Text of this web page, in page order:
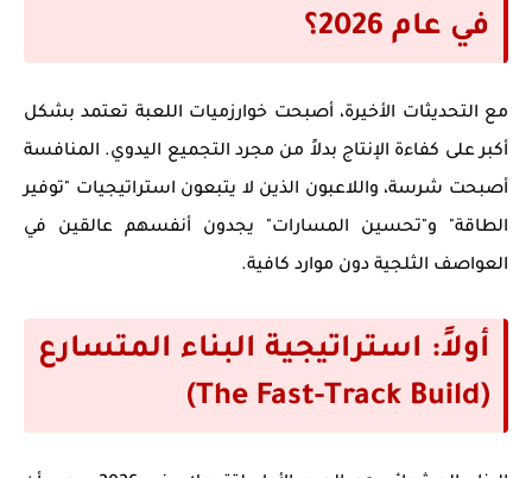
في عام 2026؟
مع التحديثات الأخيرة، أصبحت خوارزميات اللعبة تعتمد بشكل
أكبر على كفاءة الإنتاج بدلاً من مجرد التجميع اليدوي. المنافسة
أصبحت شرسة، واللاعبون الذين لا يتبعون استراتيجيات "توفير
الطاقة" و"تحسين المسارات" يجدون أنفسهم عالقين في
العواصف الثلجية دون موارد كافية.
أولاً: استراتيجية البناء المتسارع
(The Fast-Track Build)